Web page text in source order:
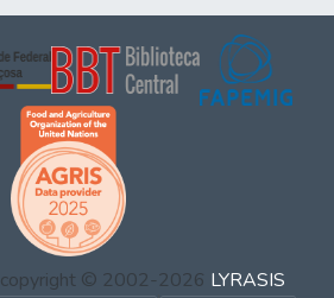
copyright © 2002-2026 LYRASIS